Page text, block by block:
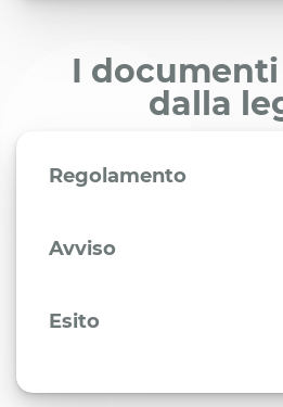
I
dalla
Regolamento
Avviso
Esito